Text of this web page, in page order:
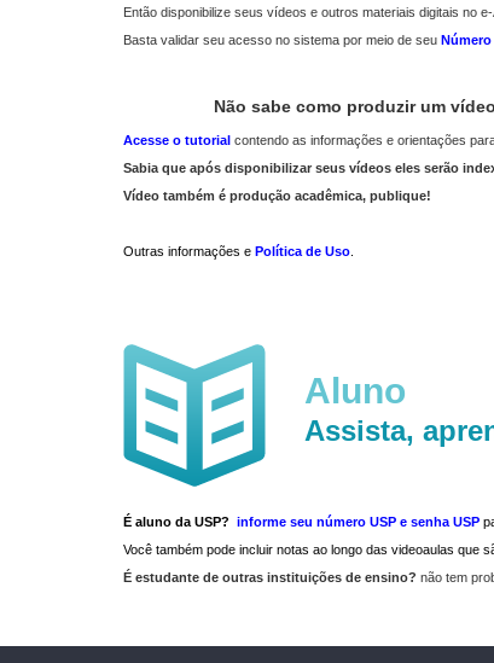
Então disponibilize seus vídeos e outros materiais digitais no
Basta validar seu acesso no sistema por meio de seu Número
Não sabe como produzir um
Acesse o tutorial contendo as informações e orientações
Sabia que após disponibilizar seus vídeos eles serão
Vídeo também é produção acadêmica, publique!
Outras informações e Política de Uso
Aluno
Assista,
É aluno da USP? informe seu número USP e senha USP
Você também pode incluir notas ao longo das videoaulas que
É estudante de outras instituições de ensino? não tem